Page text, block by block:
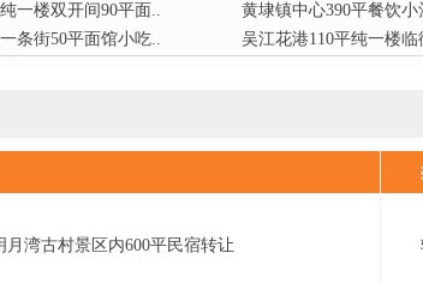
一楼双开间90平面..
黄埭镇中心390平餐饮
条街50平面馆小吃.. 吴江花港110平纯一楼
月湾古村景区内600平民宿转让